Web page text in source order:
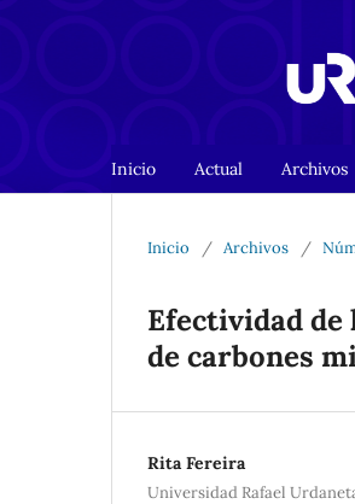
Inicio Actual Archivos
Inicio / Archivos /
Efectividad
de carbones
Rita Fereira
Universidad Rafael